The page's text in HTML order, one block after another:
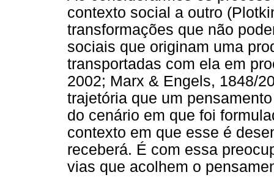
contexto social a outro
transformações que não
sociais que originam uma
transportadas com ela em
2002; Marx & Engels, 1848/
trajetória que um
do cenário em que foi
contexto em que esse é
receberá. É com essa
vias que acolhem o